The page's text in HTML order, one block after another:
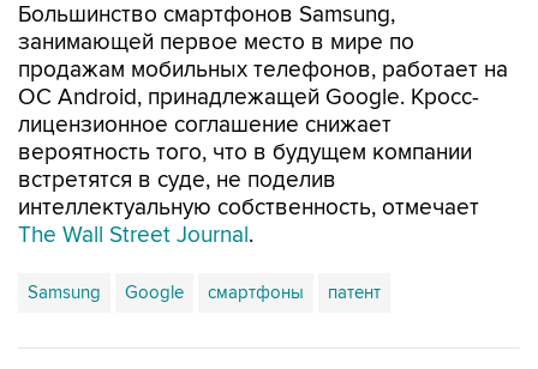
Большинство смартфонов Samsung,
занимающей первое место в мире по
продажам мобильных телефонов, работает на
ОС Android, принадлежащей Google. Кросс-
лицензионное соглашение снижает
вероятность того, что в будущем компании
встретятся в суде, не поделив
интеллектуальную собственность, отмечает
The Wall Street Journal.
Samsung Google смартфоны патент